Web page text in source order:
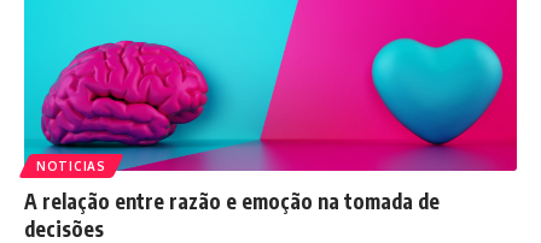
NOTICIAS
A relação entre razão e emoção na tomada de
decisões